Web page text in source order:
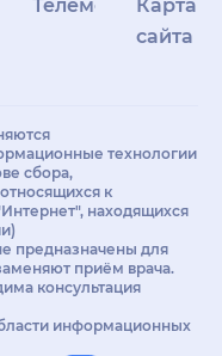
Телемедицина
Карта
сайта
технологии
сбора,
к
находящихся
предназначены для
приём врача.
консультация
информационных